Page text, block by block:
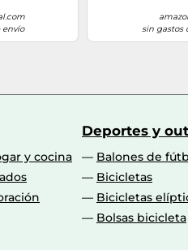
envío
sin gastos
y cocina
Deportes y
Balones de
Bicicletas
Bicicletas
Bolsas bicicleta